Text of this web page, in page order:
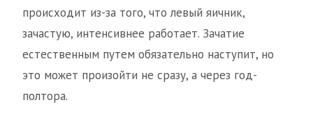
происходит из-за того, что левый яичник,
зачастую, интенсивнее работает. Зачатие
естественным путем обязательно наступит, но
это может произойти не сразу, а через год-
полтора.